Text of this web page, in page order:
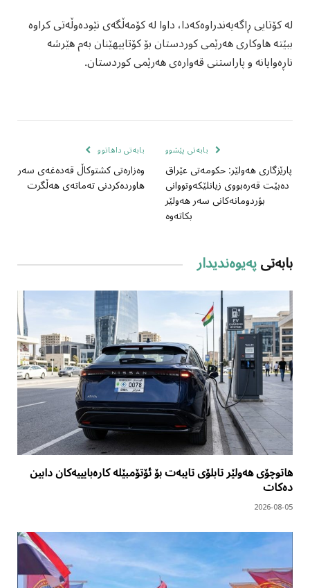
لە کۆتایی ڕاگەیەندراوەکەدا، داوا لە کۆمەڵگەی نێودەوڵەتی کراوە
ببێتە هاوکاری هەرێمی کوردستان بۆ کۆتاییهێنان بەم هێرشە
ناڕەوایانە و پاراستنی قەوارەی هەرێمی کوردستان.
بابەتی پێشوو
پارێزگاری هەولێر: حکومەتی عێراق
دەبێت قەرەبووی زیانلێکەوتووانی
بۆردومانەکانی سەر هەولێر
بکاتەوە
بابەتی داهاتوو
وەزارەتی کشتوکاڵ قەدەغەی سەر
هاوردەکردنی تەماتەی هەڵگرت
بابەتیپەیوەندیدار
هاتوچۆی هەولێر تابلۆی تایبەت بۆ ئۆتۆمبێلە کارەبایییەکان دابین
دەکات
2026-08-05